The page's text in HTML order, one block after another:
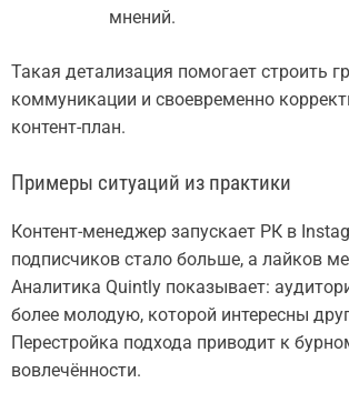
мнений.
Такая детализация помогает строить
коммуникации и своевременно
контент-план.
Примеры ситуаций из практики
Контент-менеджер запускает РК в
подписчиков стало больше, а лайков
Аналитика Quintly показывает:
более молодую, которой интересны
Перестройка подхода приводит к
вовлечённости.